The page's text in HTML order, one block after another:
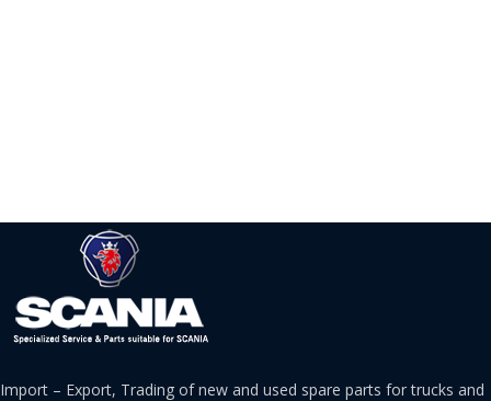
Import – Export, Trading of new and used spare parts for trucks and